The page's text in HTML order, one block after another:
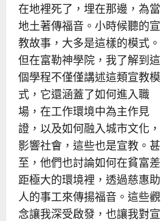
在地裡死了，埋在那邊，為當
地土著傳福音。小時候聽的宣
教故事，大多是這樣的模式。
但在富勒神學院，我了解到這
個學程不僅僅講述這類宣教模
式，它還涵蓋了如何進入職
場，在工作環境中為主作見
證，以及如何融入城市文化，
影響社會，這些也是宣教。甚
至，他們也討論如何在貧富差
距極大的環境裡，透過慈惠助
人的事工來傳揚福音。這些觀
念讓我深受啟發，也讓我對宣